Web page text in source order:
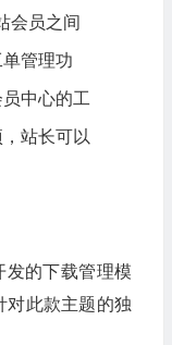
会员之间
管理功
中心的工
站长可以
的下载管理模
对此款主题的独